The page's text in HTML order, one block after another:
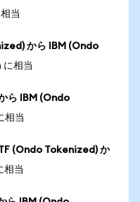
当
から IBM (Ondo
に相当
ら IBM (Ondo
相当
(Ondo Tokenized) か
相当